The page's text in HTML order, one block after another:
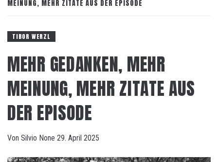
MEINUNG, MEHR ZITATE AUS DER EPISODE
TIBOR WERZL
MEHR GEDANKEN, MEHR
MEINUNG, MEHR ZITATE AUS
DER EPISODE
Von Silvio None 29. April 2025